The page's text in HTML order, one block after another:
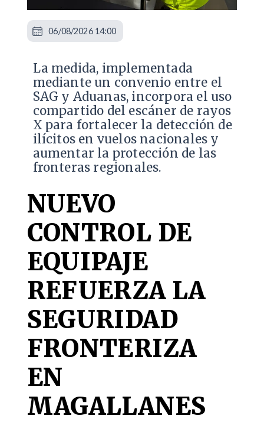
La medida, implementada
mediante un convenio entre el
SAG y Aduanas, incorpora el uso
compartido del escáner de rayos
X para fortalecer la detección de
ilícitos en vuelos nacionales y
aumentar la protección de las
fronteras regionales.
NUEVO
CONTROL DE
EQUIPAJE
REFUERZA LA
SEGURIDAD
FRONTERIZA
EN
MAGALLANES
06/08/2026 14:00